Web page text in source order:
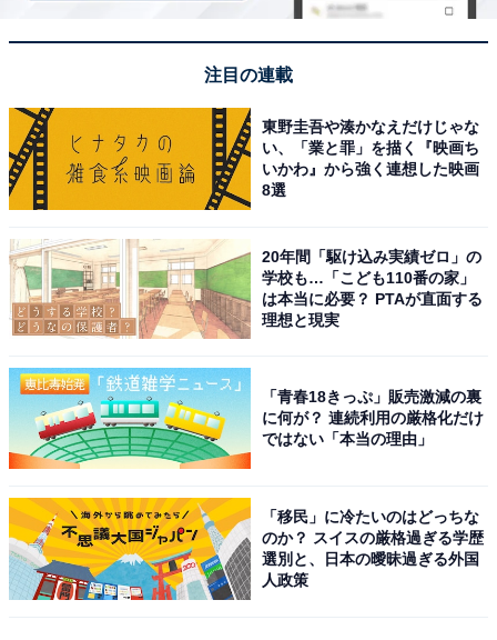
港に初入港した客船「クイーン・メリー2」が描かれて
回答者からは、「パッケージにある船の絵がオシャレだ
からです。商品自体の形も楕円でオシャレだなと思うか
らです」（神奈川県／30代男性）、「横浜イコール港と
思い、船の形のハーバーがおしゃれだと思います」（茨
城県／40代男性）、「横浜といえば海、ハーバーのイメ
ージが強く、その風景が思いだせる手土産と思う為で
す」（新潟県／40代女性）とのコメントが多く寄せられ
ました。
このほか、「それぞれのイベントなどに合わせてプリン
トが変わったりするものもあるから」（宮城県／20代女
性）というコメントも。
2023年夏は、「馬車道アイスクリンハーバー ゆず」「ポ
ケモンミルクハーバーモンブラン」などが期間限定商品
として並んでいます。
注目の連載
東野圭吾や湊かなえだけじゃな
い、「業と罪」を描く『映画ち
いかわ』から強く連想した映画
8選
20年間「駆け込み実績ゼロ」の
学校も…「こども110番の家」
は本当に必要？ PTAが直面する
理想と現実
「青春18きっぷ」販売激減の裏
に何が？ 連続利用の厳格化だけ
ではない「本当の理由」
「移民」に冷たいのはどっちな
のか？ スイスの厳格過ぎる学歴
選別と、日本の曖昧過ぎる外国
人政策